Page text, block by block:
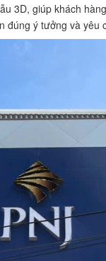
3D, giúp khách
đúng ý tưởng và yêu